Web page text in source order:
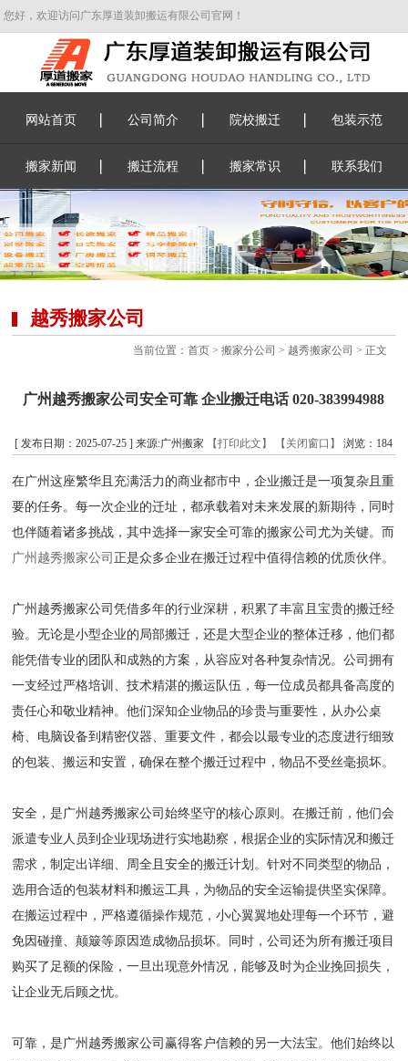
您好，欢迎访问广东厚道装卸搬运有限公司官网！
网站首页 公司简介 院校搬迁 包装示范
搬家新闻 搬迁流程 搬家常识 联系我们
越秀搬家公司
当前位置： 首页> 搬家分公司 > 越秀搬家公司 > 正文
广州越秀搬家公司安全可靠 企业搬迁电话 020-383994988
[ 发布日期：2025-07-25 ] 来源:广州搬家 【打印此文】 【关闭窗口】 浏览： 184
在广州这座繁华且充满活力的商业都市中，企业搬迁是一项复杂且重
要的任务。每一次企业的迁址，都承载着对未来发展的新期待，同时
也伴随着诸多挑战，其中选择一家安全可靠的搬家公司尤为关键。而
广州越秀搬家公司 正是众多企业在搬迁过程中值得信赖的优质伙伴。
广州越秀搬家公司凭借多年的行业深耕，积累了丰富且宝贵的搬迁经
验。无论是小型企业的局部搬迁，还是大型企业的整体迁移，他们都
能凭借专业的团队和成熟的方案，从容应对各种复杂情况。公司拥有
一支经过严格培训、技术精湛的搬运队伍，每一位成员都具备高度的
责任心和敬业精神。他们深知企业物品的珍贵与重要性，从办公桌
椅、电脑设备到精密仪器、重要文件，都会以最专业的态度进行细致
的包装、搬运和安置，确保在整个搬迁过程中，物品不受丝毫损坏。
安全，是广州越秀搬家公司始终坚守的核心原则。在搬迁前，他们会
派遣专业人员到企业现场进行实地勘察，根据企业的实际情况和搬迁
需求，制定出详细、周全且安全的搬迁计划。针对不同类型的物品，
选用合适的包装材料和搬运工具，为物品的安全运输提供坚实保障。
在搬运过程中，严格遵循操作规范，小心翼翼地处理每一个环节，避
免因碰撞、颠簸等原因造成物品损坏。同时，公司还为所有搬迁项目
购买了足额的保险，一旦出现意外情况，能够及时为企业挽回损失，
让企业无后顾之忧。
可靠，是广州越秀搬家公司赢得客户信赖的另一大法宝。他们始终以